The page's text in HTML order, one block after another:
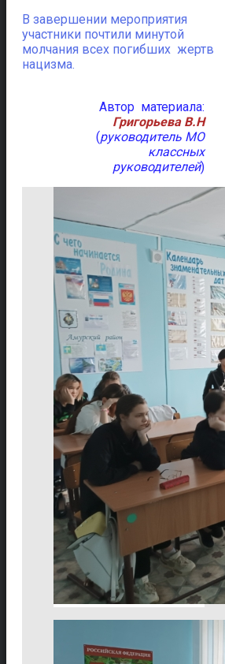
В завершении мероприятия
участники почтили минутой
молчания всех погибших жертв
нацизма.
Автор материала:
Григорьева В.Н
(руководитель МО
классных
руководителей)